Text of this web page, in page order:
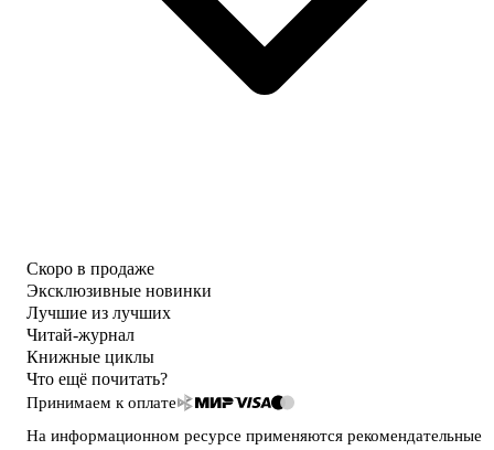
Скоро в продаже
Эксклюзивные новинки
Лучшие из лучших
Читай-журнал
Книжные циклы
Что ещё почитать?
Принимаем к оплате
На информационном ресурсе применяются рекомендательные